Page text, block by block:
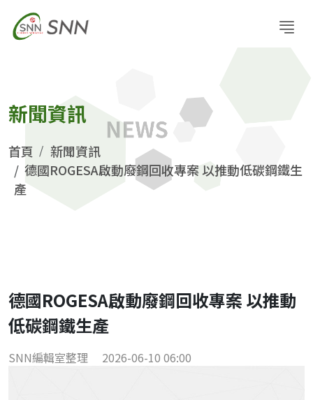
新聞資訊
首頁
新聞資訊
德國ROGESA啟動廢鋼回收專案 以推動低碳鋼鐵生
產
德國ROGESA啟動廢鋼回收專案 以推動
低碳鋼鐵生產
SNN編輯室整理 2026-06-10 06:00